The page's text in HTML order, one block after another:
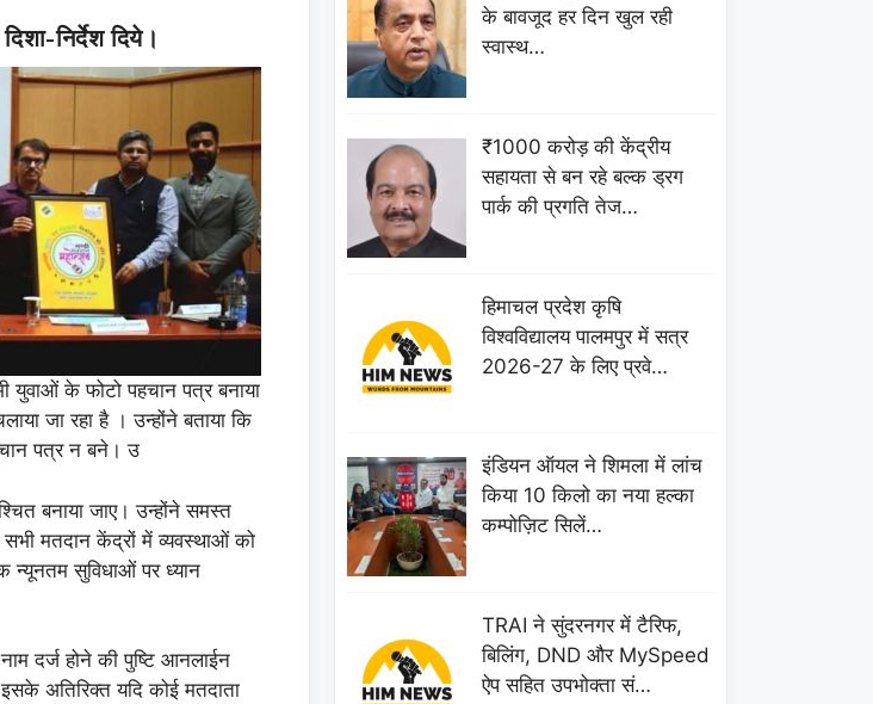
निर्देश दिये।
युवाओं के फोटो पहचान पत्र बनाया
जा रहा है । उन्होंने बताया कि
पत्र न बने। उ
बनाया जाए। उन्होंने समस्त
सभी मतदान केंद्रों में व्यवस्थाओं को
न्यूनतम सुविधाओं पर ध्यान
दर्ज होने की पुष्टि आनलाईन
अतिरिक्त यदि कोई मतदाता
के बावजूद हर दिन खुल रही
स्वास्थ…
₹1000 करोड़ की केंद्रीय
सहायता से बन रहे बल्क ड्रग
पार्क की प्रगति तेज…
हिमाचल प्रदेश कृषि
विश्वविद्यालय पालमपुर में सत्र
2026-27 के लिए प्रवे…
इंडियन ऑयल ने शिमला में लांच
किया 10 किलो का नया हल्का
कम्पोज़िट सिलें…
TRAI ने सुंदरनगर में टैरिफ,
बिलिंग, DND और MySpeed
ऐप सहित उपभोक्ता सं…